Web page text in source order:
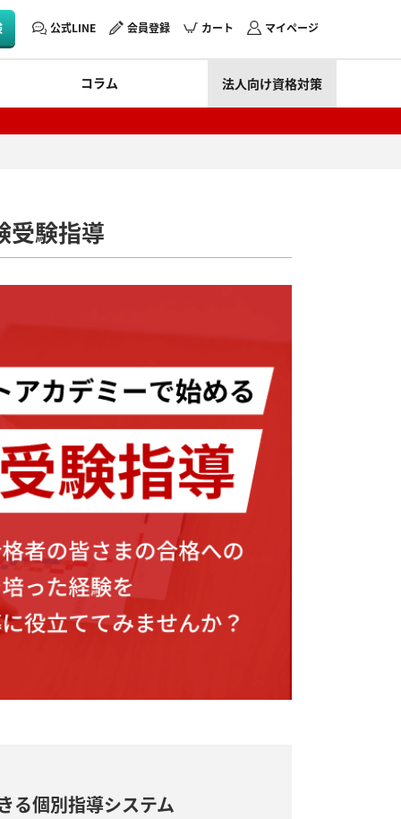
公式LINE 会員登録 カート マイページ
コラム 法人向け資格対策
受験指導
る個別指導システム